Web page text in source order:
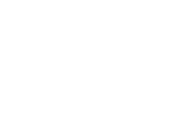
за выполнение творческого
каждый ответ, это
оценить работу, в том
отметку. .В зависимости от
использовано для обучения,